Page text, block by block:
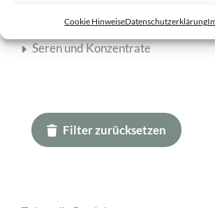
Cookie HinweiseDatenschutzerklärung
Gesichtspflege
Seren und Konzentrate
Filter zurücksetzen